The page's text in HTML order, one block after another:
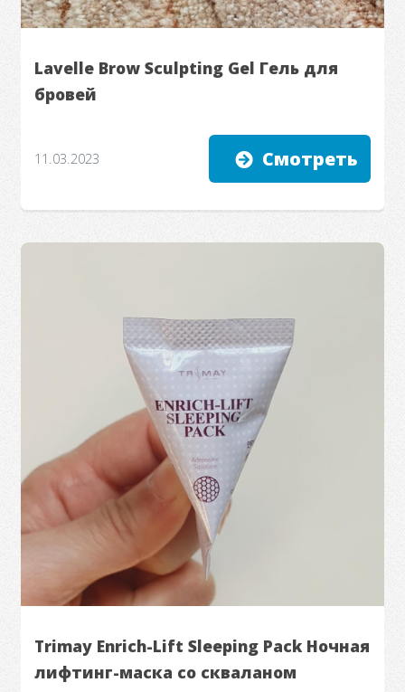
Lavelle Brow Sculpting Gel Гель для
бровей
11.03.2023 Смотреть
Trimay Enrich-Lift Sleeping Pack Ночная
лифтинг-маска со скваланом